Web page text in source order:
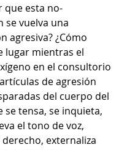
que esta no-
se vuelva una
agresiva? ¿Cómo
lugar mientras el
en el consultorio
de agresión
del cuerpo del
se tensa, se inquieta,
el tono de voz,
derecho, externaliza